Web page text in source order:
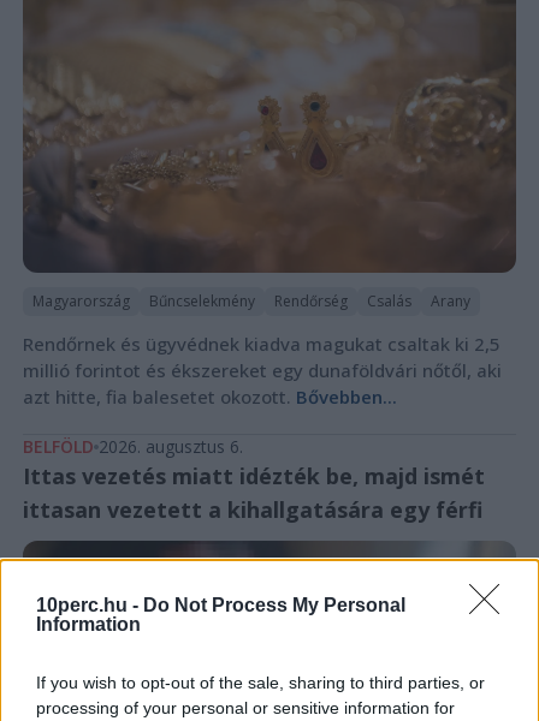
10perc.hu - Do Not Process My Personal
Information
If you wish to opt-out of the sale, sharing to third parties, or
processing of your personal or sensitive information for
Magyarország Bűncselekmény Rendőrség Csalás Arany
Rendőrnek és ügyvédnek kiadva magukat csaltak ki 2,5
millió forintot és ékszereket egy dunaföldvári nőtől, aki
azt hitte, fia balesetet okozott. Bővebben...
BELFÖLD 2026. augusztus 6.
Ittas vezetés miatt idézték be, majd ismét
ittasan vezetett a kihallgatására egy férfi